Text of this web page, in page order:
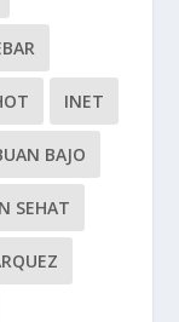
INET
BAJO
SEHAT